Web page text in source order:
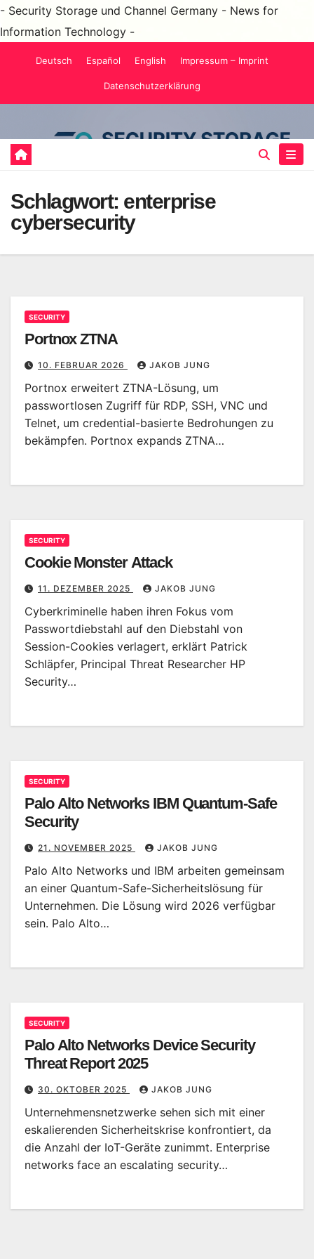
- Security Storage und Channel Germany - News for
Information Technology -
Deutsch Español English Impressum – Imprint
Datenschutzerklärung
Schlagwort: enterprise
cybersecurity
SECURITY
Portnox ZTNA
10. FEBRUAR 2026 JAKOB JUNG
Portnox erweitert ZTNA-Lösung, um
passwortlosen Zugriff für RDP, SSH, VNC und
Telnet, um credential-basierte Bedrohungen zu
bekämpfen. Portnox expands ZTNA…
SECURITY
Cookie Monster Attack
11. DEZEMBER 2025 JAKOB JUNG
Cyberkriminelle haben ihren Fokus vom
Passwortdiebstahl auf den Diebstahl von
Session-Cookies verlagert, erklärt Patrick
Schläpfer, Principal Threat Researcher HP
Security…
SECURITY
Palo Alto Networks IBM Quantum-Safe
Security
21. NOVEMBER 2025 JAKOB JUNG
Palo Alto Networks und IBM arbeiten gemeinsam
an einer Quantum-Safe-Sicherheitslösung für
Unternehmen. Die Lösung wird 2026 verfügbar
sein. Palo Alto…
SECURITY
Palo Alto Networks Device Security
Threat Report 2025
30. OKTOBER 2025 JAKOB JUNG
Unternehmensnetzwerke sehen sich mit einer
eskalierenden Sicherheitskrise konfrontiert, da
die Anzahl der IoT-Geräte zunimmt. Enterprise
networks face an escalating security…